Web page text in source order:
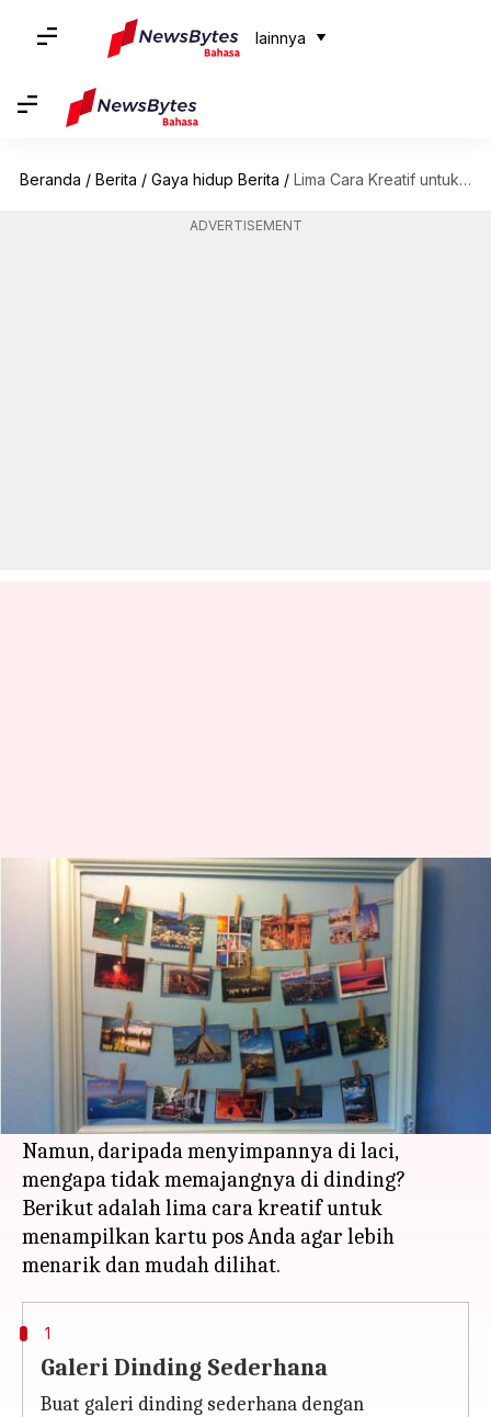
lainnya
Beranda / Berita / Gaya hidup Berita / Lima Cara Kreatif untuk Memajang Kartu Pos di Dinding
ADVERTISEMENT
Lima Cara Kreatif untuk
Memajang Kartu Pos di Dinding
Handoko Jan 20, 2026 09:49 am
Apa ceritanya
Kartu pos adalah cara yang bagus untuk
mengingat perjalanan dan berbagi kenangan
dengan orang lain.
Namun, daripada menyimpannya di laci,
mengapa tidak memajangnya di dinding?
Berikut adalah lima cara kreatif untuk
menampilkan kartu pos Anda agar lebih
1
Galeri Dinding Sederhana
Buat galeri dinding sederhana dengan